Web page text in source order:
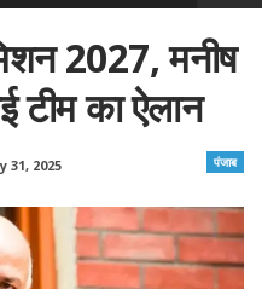
2027, मनीष
टीम का ऐलान
पंजाब
31, 2025